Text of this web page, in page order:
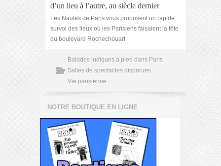
d’un lieu à l’autre, au siècle dernier
Les Nautes de Paris vous proposent un rapide
survol des lieux où les Parisiens faisaient la fête
du boulevard Rochechouart
Balades ludiques à pied dans Paris
Salles de spectacles disparues
Vie parisienne
NOTRE BOUTIQUE EN LIGNE